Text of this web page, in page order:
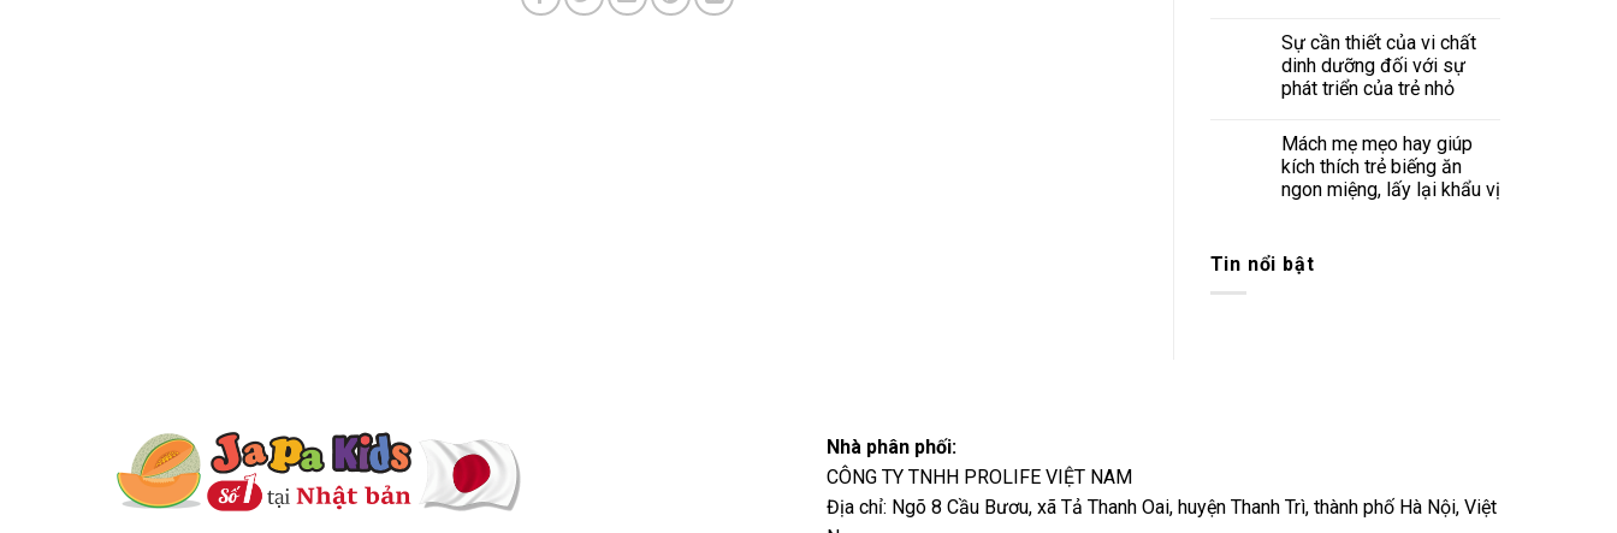
Sự cần thiết của vi chất
dinh dưỡng đối với sự
phát triển của trẻ nhỏ
Mách mẹ mẹo hay giúp
kích thích trẻ biếng ăn
ngon miệng, lấy lại khẩu vị
Tin nổi bật
Nhà phân phối:
CÔNG TY TNHH PROLIFE VIỆT NAM
Địa chỉ: Ngõ 8 Cầu Bươu, xã Tả Thanh Oai, huyện Thanh Trì, thành phố Hà Nội, Việt